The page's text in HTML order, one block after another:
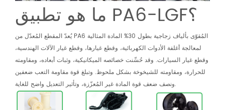
ما هو تطبيق PA6-LGF؟
يُعدّ المقطع المُعدّل من PA6 المُقوّى بألياف زجاجية بطول 30% المادة المثالية
لمعالجة أغلفة الأدوات الكهربائية، وقطع غيارها، وقطع غيار الآلات الهندسية،
وقطع غيار السيارات. وقد حُسِّنت خصائصه الميكانيكية، وثبات أبعاده، ومقاومته
للحرارة، ومقاومته للشيخوخة بشكل ملحوظ. وتبلغ قوة مقاومة التعب ضعفين
ونصف ضعف قوة المادة غير المُعزّزة، وتأثير التعديل واضح للغاية.